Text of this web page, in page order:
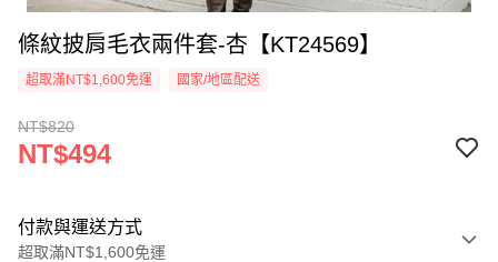
條紋披肩毛衣兩件套-杏【KT24569】
超取滿NT$1,600免運 國家/地區配送
NT$820
NT$494
付款與運送方式
超取滿NT$1,600免運